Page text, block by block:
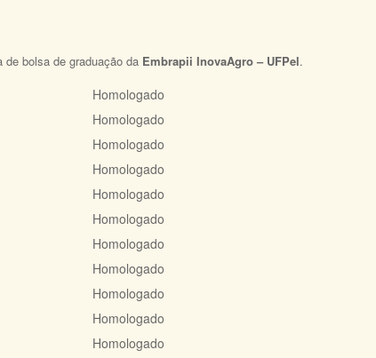
bolsa de graduação da Embrapii InovaAgro – UFPel.
​Homologado
Homologado
Homologado
Homologado
Homologado
Homologado
Homologado
Homologado
Homologado
Homologado
Homologado